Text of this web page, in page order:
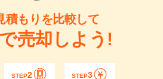
積もりを比較して
売却しよう!
STEP2 STEP3